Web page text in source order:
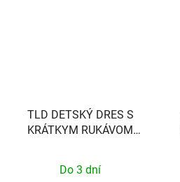
TLD DETSKÝ DRES S
KRÁTKYM RUKÁVOM
Do 3 dní